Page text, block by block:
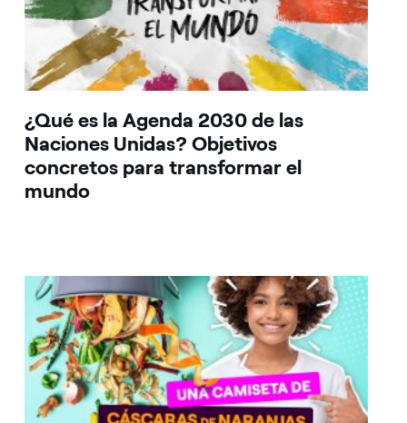
¿Qué es la Agenda 2030 de las
Naciones Unidas? Objetivos
concretos para transformar el
mundo